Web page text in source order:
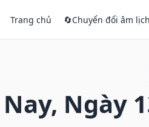
Trang chủ 🔄Chuyển đổi âm lịch
Ngày